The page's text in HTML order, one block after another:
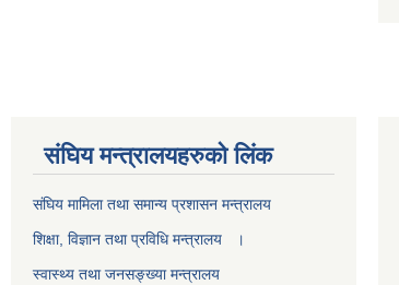
स‌ंघिय मन्त्रालयहरुको लिंक
स‌ंघिय मामिला तथा समान्य प्रशासन मन्त्रालय
शिक्षा, विज्ञान तथा प्रविधि मन्त्रालय ।
स्वास्थ्य तथा जनसङ्ख्या मन्त्रालय